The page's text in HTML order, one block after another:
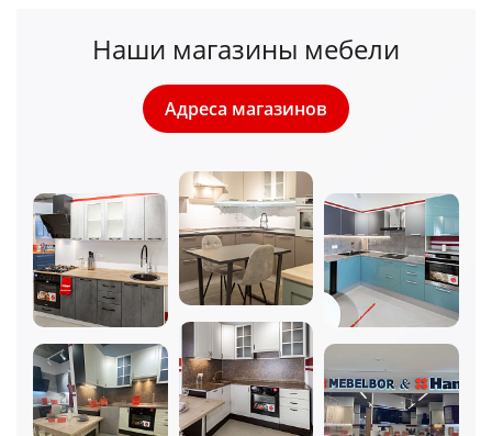
Наши магазины мебели
Адреса магазинов